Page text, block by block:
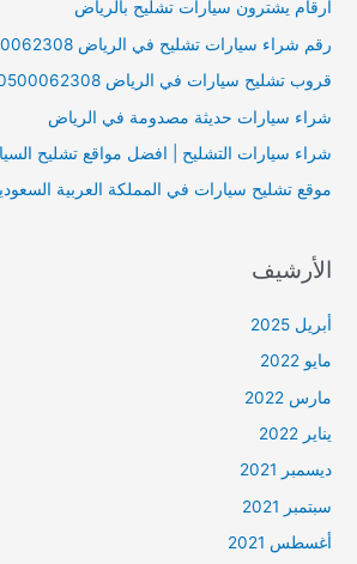
ارقام يشترون سيارات تشليح بالرياض
رقم شراء سيارات تشليح في الرياض 0500062308
قروب تشليح سيارات في الرياض 0500062308
شراء سيارات حديثة مصدومة في الرياض
شراء سيارات التشليح | افضل مواقع تشليح
موقع تشليح سيارات في المملكة العربية السعودية
الأرشيف
أبريل 2025
مايو 2022
مارس 2022
يناير 2022
ديسمبر 2021
سبتمبر 2021
أغسطس 2021